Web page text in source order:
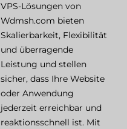
VPS-Lösungen von
Wdmsh.com bieten
Skalierbarkeit, Flexibilität
und überragende
Leistung und stellen
sicher, dass Ihre Website
oder Anwendung
jederzeit erreichbar und
reaktionsschnell ist. Mit